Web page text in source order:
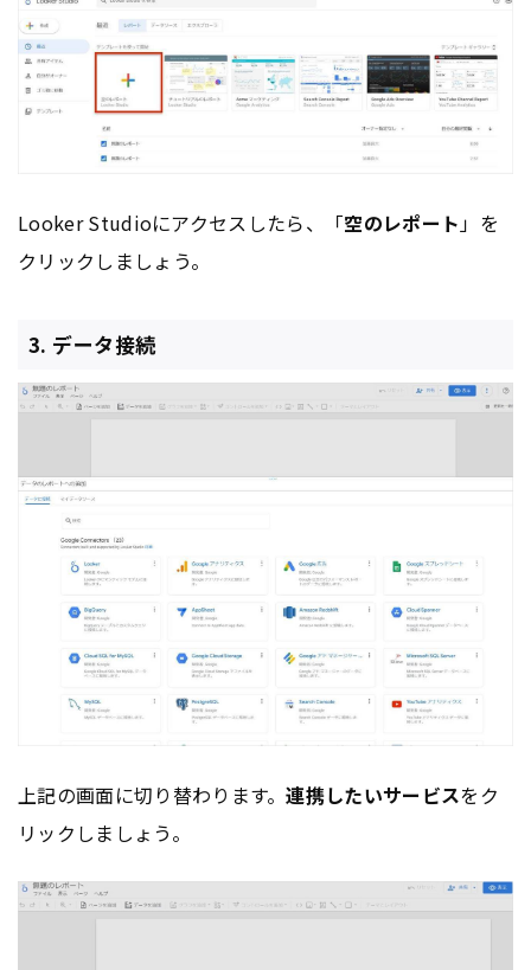
Looker Studioにアクセスしたら、「空のレポート」を
クリックしましょう。
3. データ接続
上記の画面に切り替わります。連携したいサービスをク
リックしましょう。